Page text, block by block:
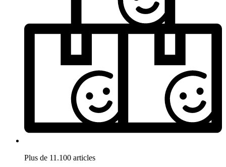
Plus de 11.100 articles